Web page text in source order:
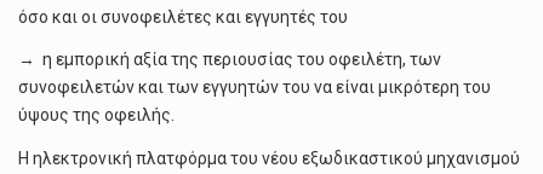
όσο και οι συνοφειλέτες και εγγυητές του
→ η εμπορική αξία της περιουσίας του οφειλέτη, των
συνοφειλετών και των εγγυητών του να είναι μικρότερη του
ύψους της οφειλής.
Η ηλεκτρονική πλατφόρμα του νέου εξωδικαστικού μηχανισμού